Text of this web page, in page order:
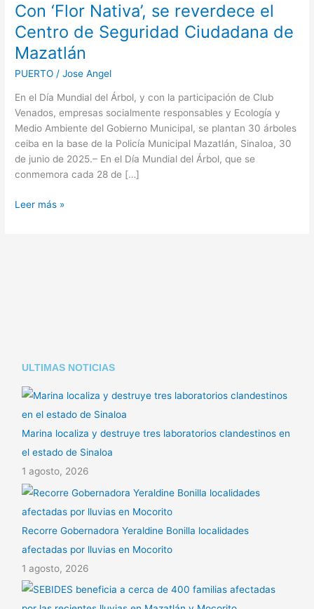
Con ‘Flor Nativa’, se reverdece el
Centro de Seguridad Ciudadana de
Mazatlán
PUERTO /Jose Angel
En el Día Mundial del Árbol, y con la participación de Club
Venados, empresas socialmente responsables y Ecología y
Medio Ambiente del Gobierno Municipal, se plantan 30 árboles
ceiba en la base de la Policía Municipal Mazatlán, Sinaloa, 30
de junio de 2025.– En el Día Mundial del Árbol, que se
conmemora cada 28 de […]
Nativa’,
se
reverdece
el
Centro
Seguridad
Ciudadana
de
Mazatlán
Leer más »
ULTIMAS NOTICIAS
Marina localiza y destruye tres laboratorios clandestinos en
el estado de Sinaloa
1 agosto, 2026
Recorre Gobernadora Yeraldine Bonilla localidades
afectadas por lluvias en Mocorito
1 agosto, 2026